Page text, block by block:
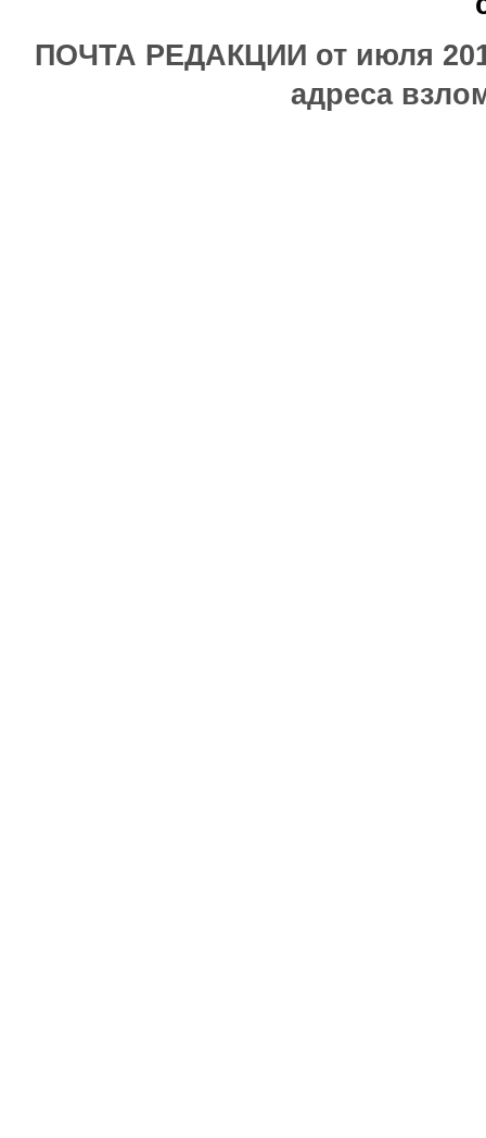
ПОЧТА РЕДАКЦИИ от июля
адреса